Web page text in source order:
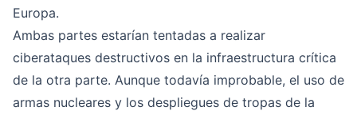
Europa.
Ambas partes estarían tentadas a realizar
ciberataques destructivos en la infraestructura crítica
de la otra parte. Aunque todavía improbable, el uso de
armas nucleares y los despliegues de tropas de la